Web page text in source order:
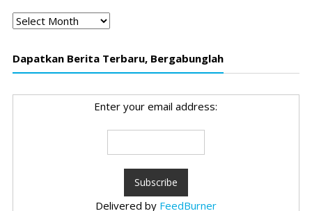
Arsip
Dapatkan Berita Terbaru, Bergabunglah
Enter your email address:
Delivered by FeedBurner